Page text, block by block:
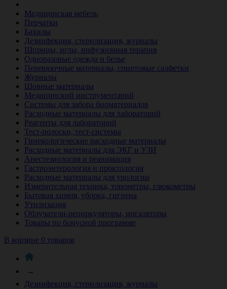
Медицинская мебель
Перчатки
Бахилы
Дезинфекция, стерилизация, журналы
Шприцы, иглы, инфузионная терапия
Одноразовые одежда и белье
Перевязочные материалы, спиртовые салфетки
Журналы
Шовные материалы
Медицинский инструментарий
Системы для забора биоматериалов
Расходные материалы для лабораторий
Реагенты для лабораторий
Тест-полоски, тест-системы
Гинекологические расходные материалы
Расходные материалы для ЭКГ и УЗИ
Анестезиология и реанимация
Гастроэнтерология и проктология
Расходные материалы для урологии
Измерительная техника, тонометры, глюкометры
Бытовая химия, уборка, гигиена
Утилизация
Облучатели-рециркуляторы, ингаляторы
Товары по бонусной программе
В корзине 0 товаров
→
Дезинфекция, стерилизация, журналы